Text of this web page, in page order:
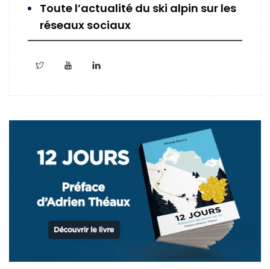
Toute l’actualité du ski alpin sur les
réseaux sociaux